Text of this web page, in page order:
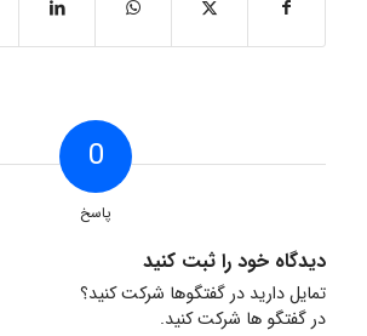
0
پاسخ
دیدگاه خود را ثبت کنید
تمایل دارید در گفتگوها شرکت کنید؟
در گفتگو ها شرکت کنید.